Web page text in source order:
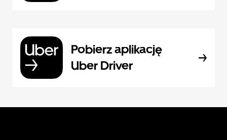
Pobierz aplikację
Uber Driver